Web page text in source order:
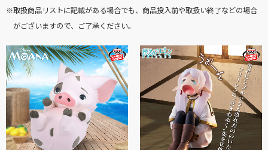
※取扱商品リストに記載がある場合でも、商品投入前や取扱い終了などの場合
がございますので、ご了承ください。